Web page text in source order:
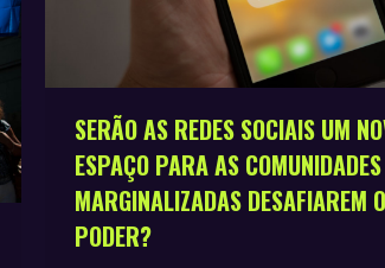
SERÃO AS REDES SOCIAIS UM
ESPAÇO PARA AS COMUNIDADES
MARGINALIZADAS DESAFIAREM
PODER?